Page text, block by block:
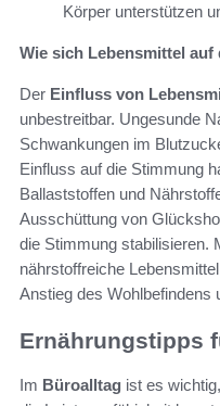
Körper unterstützen
Wie sich Lebensmittel
Der Einfluss von
unbestreitbar. Ungesunde
Schwankungen im
Einfluss auf die Stimmung
Ballaststoffen und
Ausschüttung von
die Stimmung stabilisieren.
nährstoffreiche
Anstieg des Wohlbefindens
Ernährungstipps
Im Büroalltag ist es